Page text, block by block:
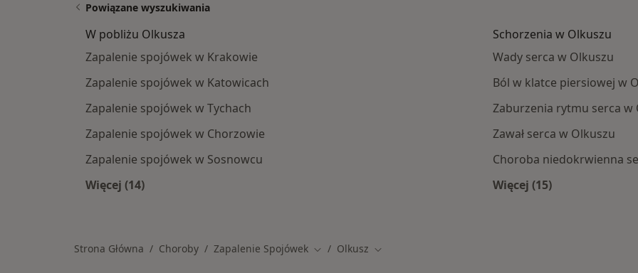
Powiązane wyszukiwania
W pobliżu Olkusza
Zapalenie spojówek w Krakowie
Zapalenie spojówek w Katowicach
Zapalenie spojówek w Tychach
Zapalenie spojówek w Chorzowie
Zapalenie spojówek w Sosnowcu
Więcej (14)
Schorzenia w Olkuszu
Wady serca w Olkuszu
Ból w klatce piersiowej w
Zaburzenia rytmu serca w
Zawał serca w Olkuszu
Choroba niedokrwienna
Więcej (15)
Strona Główna Choroby Zapalenie Spojówek Zmień miasto
Olkusz Zmień miasto